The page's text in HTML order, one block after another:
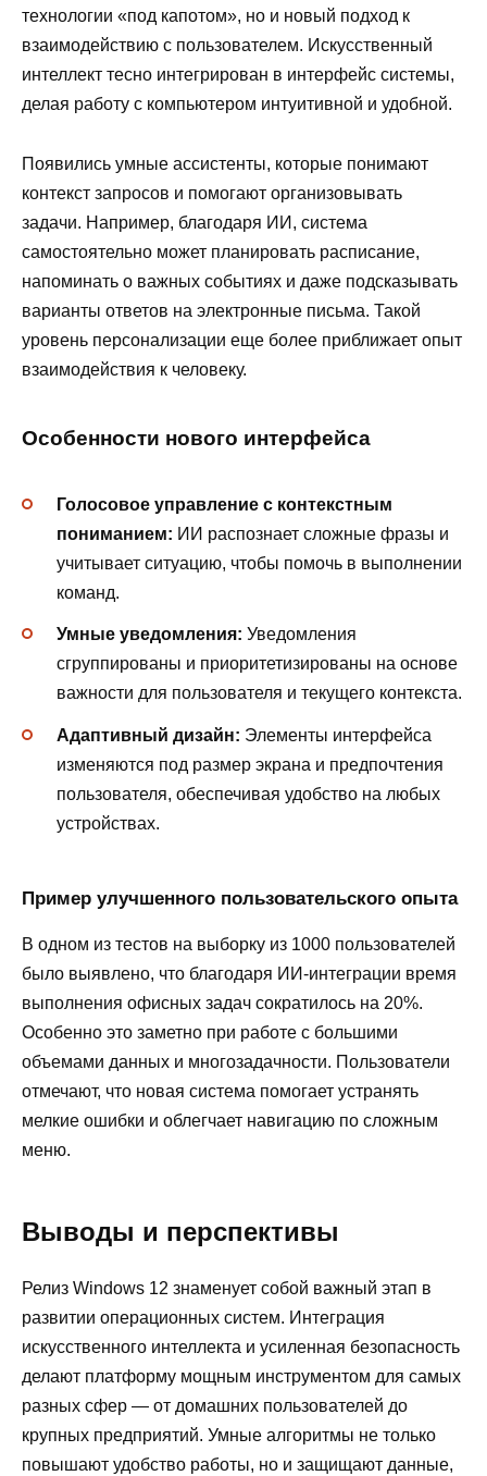
технологии «под капотом», но и новый подход к
взаимодействию с пользователем. Искусственный
интеллект тесно интегрирован в интерфейс системы,
делая работу с компьютером интуитивной и удобной.
Появились умные ассистенты, которые понимают
контекст запросов и помогают организовывать
задачи. Например, благодаря ИИ, система
самостоятельно может планировать расписание,
напоминать о важных событиях и даже подсказывать
варианты ответов на электронные письма. Такой
уровень персонализации еще более приближает опыт
взаимодействия к человеку.
Особенности нового интерфейса
Голосовое управление с контекстным
пониманием: ИИ распознает сложные фразы и
учитывает ситуацию, чтобы помочь в выполнении
команд.
Умные уведомления: Уведомления
сгруппированы и приоритетизированы на основе
важности для пользователя и текущего контекста.
Адаптивный дизайн: Элементы интерфейса
изменяются под размер экрана и предпочтения
пользователя, обеспечивая удобство на любых
устройствах.
Пример улучшенного пользовательского опыта
В одном из тестов на выборку из 1000 пользователей
было выявлено, что благодаря ИИ-интеграции время
выполнения офисных задач сократилось на 20%.
Особенно это заметно при работе с большими
объемами данных и многозадачности. Пользователи
отмечают, что новая система помогает устранять
мелкие ошибки и облегчает навигацию по сложным
меню.
Выводы и перспективы
Релиз Windows 12 знаменует собой важный этап в
развитии операционных систем. Интеграция
искусственного интеллекта и усиленная безопасность
делают платформу мощным инструментом для самых
разных сфер — от домашних пользователей до
крупных предприятий. Умные алгоритмы не только
повышают удобство работы, но и защищают данные,